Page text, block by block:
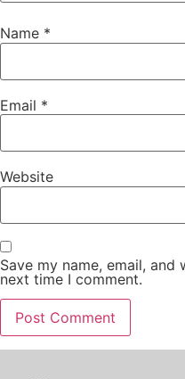
Name *
Email *
Website
Save my name, email,
next time I comment.